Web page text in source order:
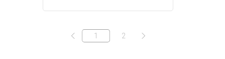
1 2